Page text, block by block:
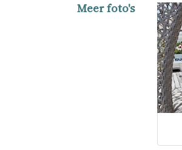
Meer foto's